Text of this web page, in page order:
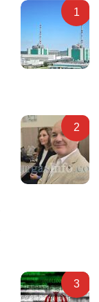
1
2
3